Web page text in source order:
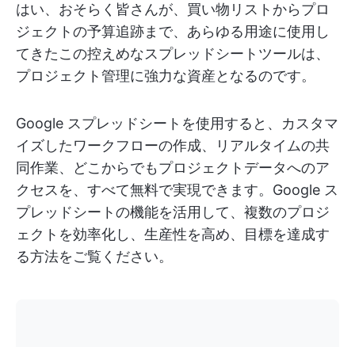
はい、おそらく皆さんが、買い物リストからプロ
ジェクトの予算追跡まで、あらゆる用途に使用し
てきたこの控えめなスプレッドシートツールは、
プロジェクト管理に強力な資産となるのです。
Google スプレッドシートを使用すると、カスタマ
イズしたワークフローの作成、リアルタイムの共
同作業、どこからでもプロジェクトデータへのア
クセスを、すべて無料で実現できます。Google ス
プレッドシートの機能を活用して、複数のプロジ
ェクトを効率化し、生産性を高め、目標を達成す
る方法をご覧ください。